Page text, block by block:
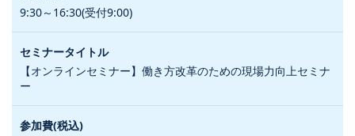
9:30～16:30(受付9:00)
【オンラインセミナー】働き方改革のための現場力向上セミナ
ー